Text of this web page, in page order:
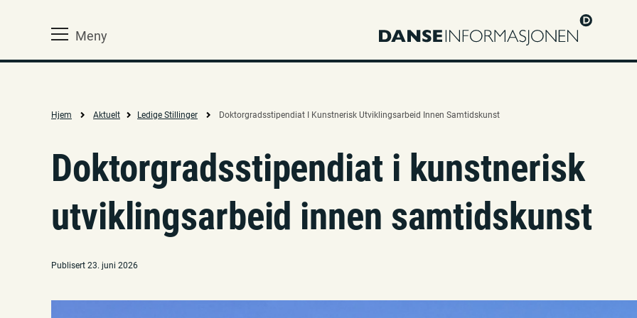
Meny
Hjem Aktuelt Ledige Stillinger Doktorgradsstipendiat I Kunstnerisk Utviklingsarbeid Innen Samtidskunst
Doktorgradsstipendiat i kunstnerisk
utviklingsarbeid innen samtidskunst
Publisert 23. juni 2026